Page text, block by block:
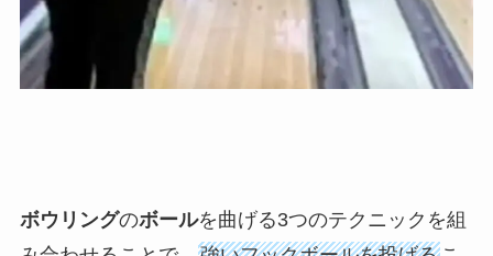
ボウリングのボールを曲げる3つのテクニックを組